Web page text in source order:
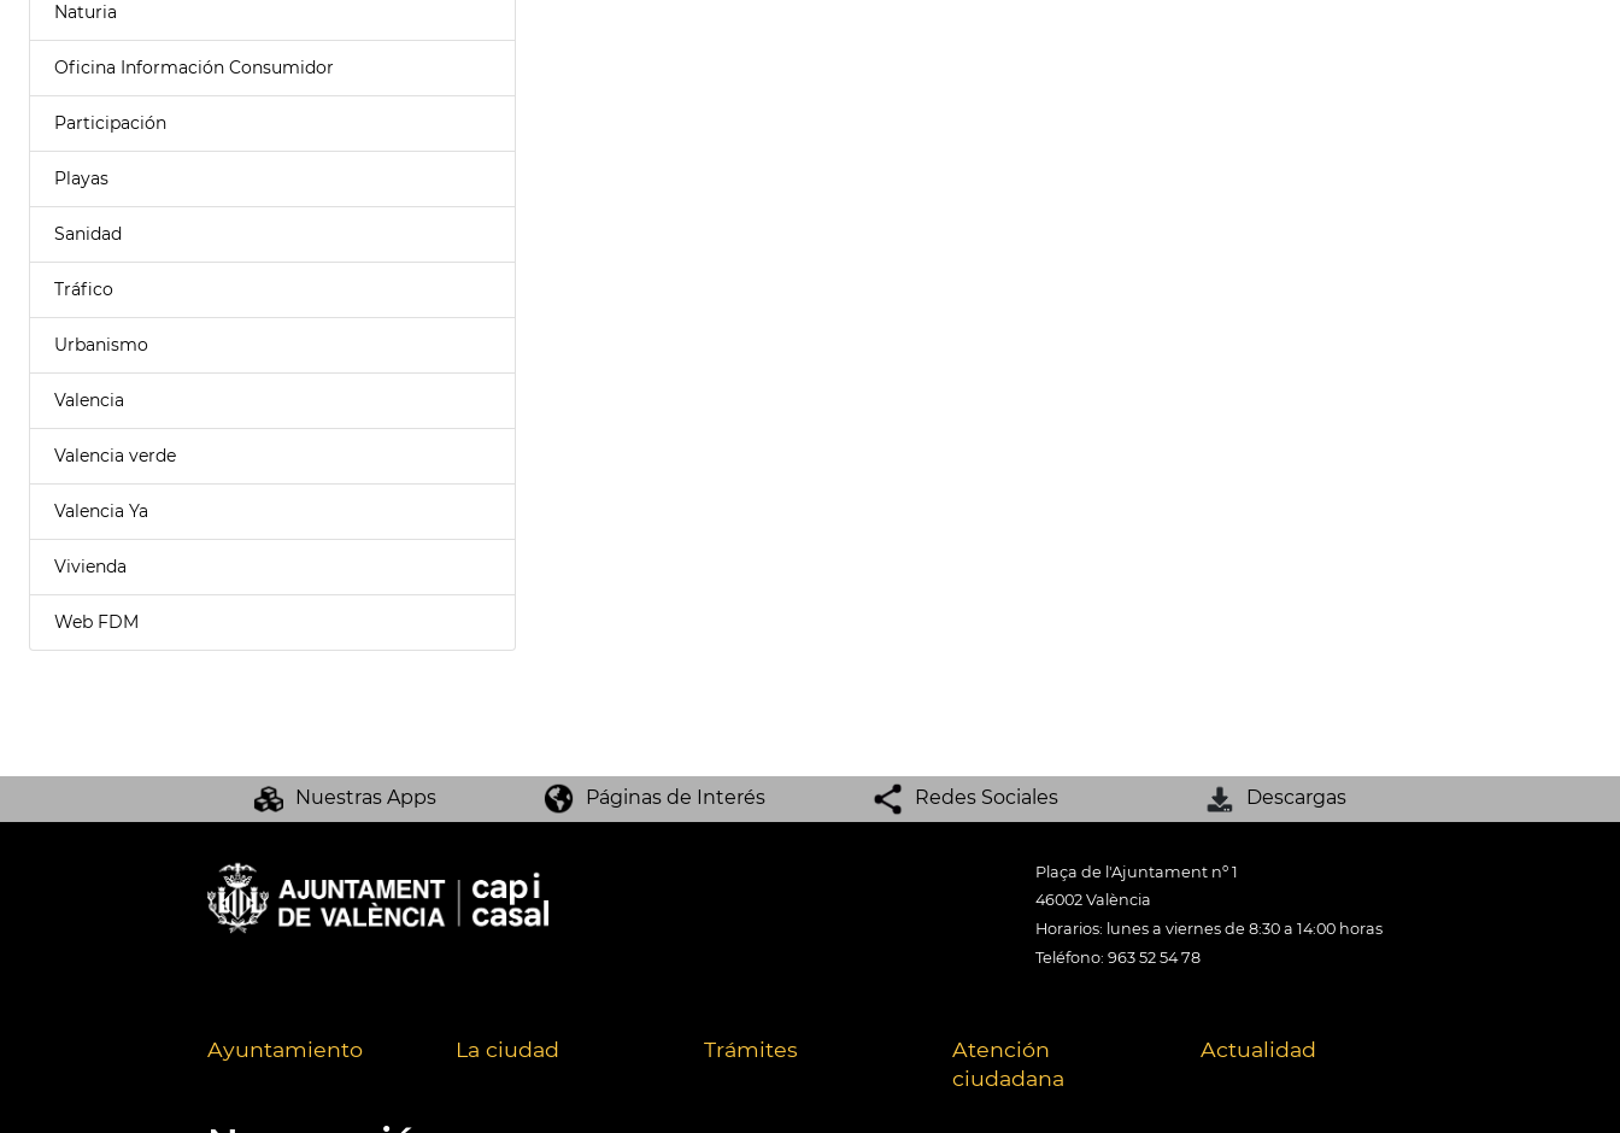
Naturia
Oficina Información Consumidor
Participación
Playas
Sanidad
Tráfico
Urbanismo
Valencia
Valencia verde
Valencia Ya
Vivienda
Web FDM
Nuestras Apps Páginas de Interés Redes Sociales Descargas
Plaça de l'Ajuntament nº 1
46002 València
Horarios: lunes a viernes de 8:30 a 14:00 horas
Teléfono: 963 52 54 78
Ayuntamiento La ciudad Trámites
Atención
ciudadana
Actualidad